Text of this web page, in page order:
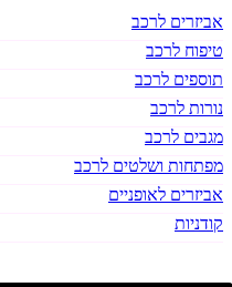
אביזרים לרכב
טיפוח לרכב
תוספים לרכב
נורות לרכב
מגבים לרכב
מפתחות ושלטים לרכב
אביזרים לאופניים
קודניות